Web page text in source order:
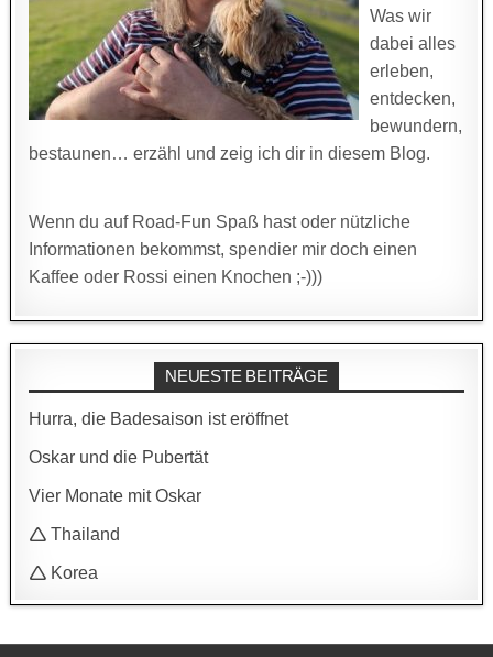
Was wir
dabei alles
erleben,
entdecken,
bewundern,
bestaunen… erzähl und zeig ich dir in diesem Blog.
Wenn du auf Road-Fun Spaß hast oder nützliche
Informationen bekommst, spendier mir doch einen
Kaffee oder Rossi einen Knochen ;-)))
NEUESTE BEITRÄGE
Hurra, die Badesaison ist eröffnet
Oskar und die Pubertät
Vier Monate mit Oskar
🛆 Thailand
🛆 Korea